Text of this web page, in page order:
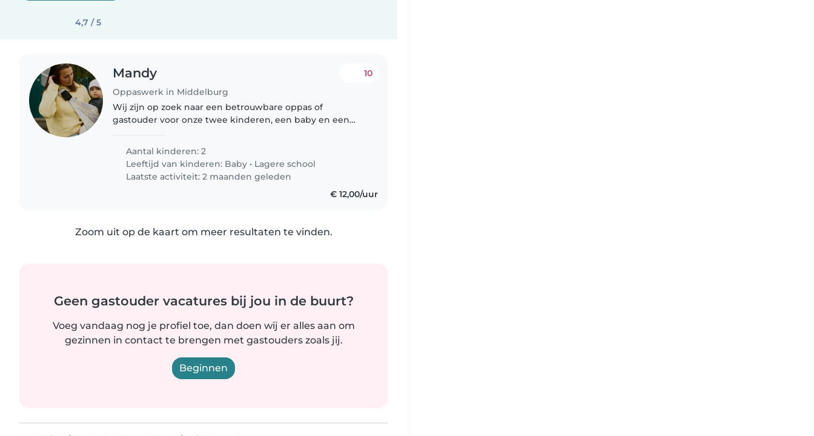
4,7 / 5
Mandy
Oppaswerk in Middelburg
10
Wij zijn op zoek naar een betrouwbare oppas of
gastouder voor onze twee kinderen, een baby en een
spraakzaam en vriendelijk. We hopen..
Aantal kinderen: 2
Leeftijd van kinderen: Baby • Lagere school
Laatste activiteit: 2 maanden geleden
€ 12,00/uur
Zoom uit op de kaart om meer resultaten te vinden.
Geen gastouder vacatures bij jou in de buurt?
Voeg vandaag nog je profiel toe, dan doen wij er alles aan om
gezinnen in contact te brengen met gastouders zoals jij.
Beginnen